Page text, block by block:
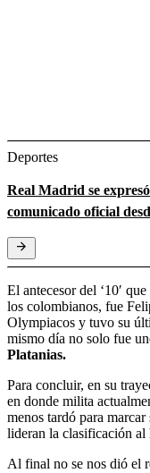
Deportes
Real Madrid se
comunicado oficial
El antecesor del ‘10′
los colombianos, fue
Olympiacos y tuvo su
mismo día no solo fue
Platanias.
Para concluir, en su
en donde milita
menos tardó para
lideran la clasificación al
Al final no se nos dió el